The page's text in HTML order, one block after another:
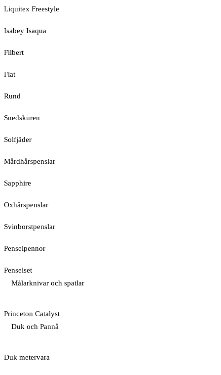
Liquitex Freestyle
Isabey Isaqua
Filbert
Flat
Rund
Snedskuren
Solfjäder
Mårdhårspenslar
Sapphire
Oxhårspenslar
Svinborstpenslar
Penselpennor
Penselset
Målarknivar och spatlar
Princeton Catalyst
Duk och Pannå
Duk metervara